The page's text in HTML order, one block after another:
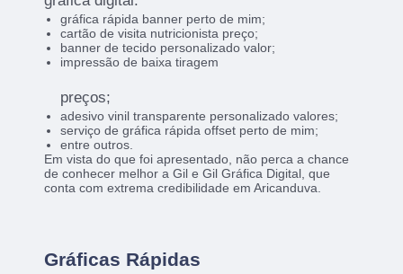
gráfica rápida banner perto de mim;
cartão de visita nutricionista preço;
banner de tecido personalizado valor;
impressão de baixa tiragem
preços;
adesivo vinil transparente personalizado valores;
serviço de gráfica rápida offset perto de mim;
entre outros.
Em vista do que foi apresentado, não perca a chance
de conhecer melhor a Gil e Gil Gráfica Digital, que
conta com extrema credibilidade em Aricanduva.
Gráficas Rápidas